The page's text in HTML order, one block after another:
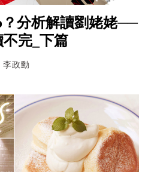
分析解讀劉姥姥──
完_下篇
李政勳